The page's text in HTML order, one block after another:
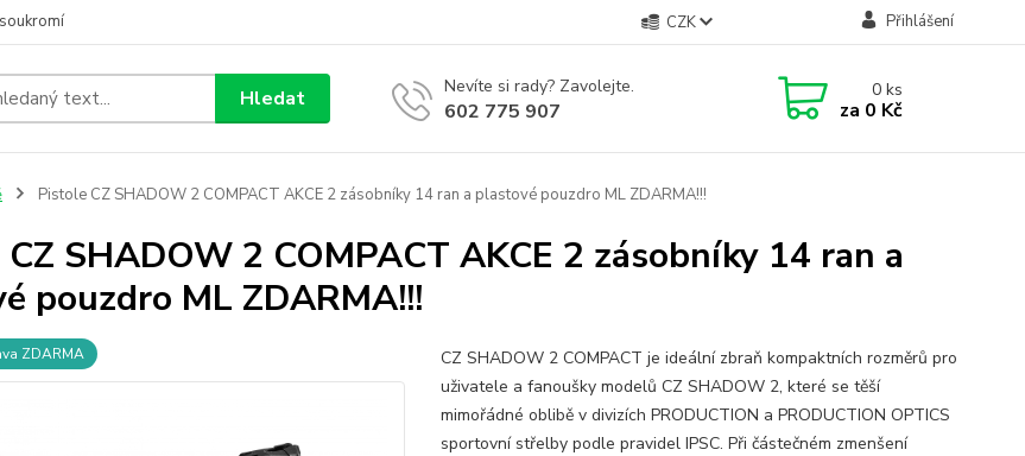
CZK Přihlášení
Hledat Nevíte si rady? Zavolejte.
602 775 907
0ks
za 0 Kč
Pistole CZ SHADOW 2 COMPACT AKCE 2 zásobníky 14 ran a plastové pouzdro ML ZDARMA!!!
SHADOW 2 COMPACT AKCE 2 zásobníky 14 ran a
pouzdro ML ZDARMA!!!
ZDARMA
CZ SHADOW 2 COMPACT je ideální zbraň kompaktních rozměrů pro
uživatele a fanoušky modelů CZ SHADOW 2, které se těší
mimořádné oblibě v divizích PRODUCTION a PRODUCTION OPTICS
sportovní střelby podle pravidel IPSC. Při částečném zmenšení